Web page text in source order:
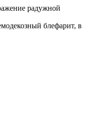
радужной
блефарит, в